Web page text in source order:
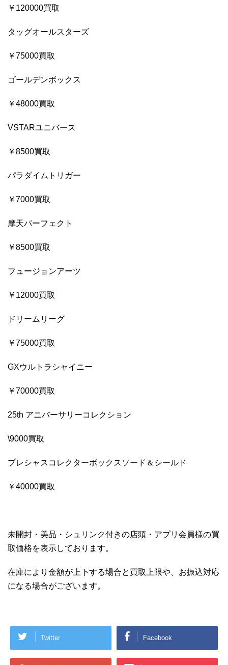
￥120000買取
タッグオールスターズ
￥75000買取
ゴールデンボックス
￥48000買取
VSTARユニバース
￥8500買取
パラダイムトリガー
￥7000買取
摩天パーフェクト
￥8500買取
フュージョンアーツ
￥12000買取
ドリームリーグ
￥75000買取
GXウルトラシャイニー
￥70000買取
25th アニバーサリーコレクション
\9000買取
プレシャスコレクターボックスソード＆シールド
￥40000買取
未開封・美品・シュリンク付きの店頭・アプリ会員様の買
取価格を表示しております。
在庫により金額が上下する場合と買取上限や、お振込対応
になる場合がございます。
Twitter Facebook